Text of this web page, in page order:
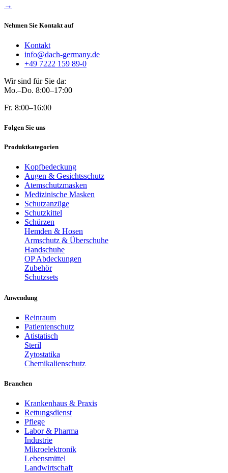
→
Nehmen Sie Kontakt auf
Kontakt
info@dach-germany.de
+49 7222 159 89-0
Wir sind für Sie da:
Mo.–Do. 8:00–17:00
Fr. 8:00–16:00
Folgen Sie uns
Produktkategorien
Kopfbedeckung
Augen & Gesichtsschutz
Atemschutzmasken
Medizinische Masken
Schutzanzüge
Schutzkittel
Schürzen
Hemden & Hosen
Armschutz & Überschuhe
Handschuhe
OP Abdeckungen
Zubehör
Schutzsets
Anwendung
Reinraum
Patientenschutz
Atistatisch
Steril
Zytostatika
Chemikalienschutz
Branchen
Krankenhaus & Praxis
Rettungsdienst
Pflege
Labor & Pharma
Industrie
Mikroelektronik
Lebensmittel
Landwirtschaft